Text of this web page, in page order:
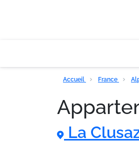
Accueil France
La